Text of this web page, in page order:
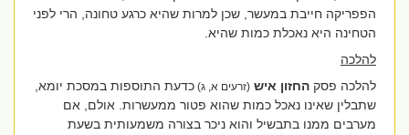
הפפריקה חייבת במעשר, שכן למרות שהיא כרגע טחונה, הרי לפני
הטחינה היא נאכלת כמות שהיא.
להלכה
להלכה פסקהחזון איש (זרעים א, ג) כדעת התוספות במסכת יומא,
שתבלין שאינו נאכל כמות שהוא פטור ממעשרות. אולם, אם
מערבים ממנו בתבשיל והוא ניכר בצורה משמעותית בשעת